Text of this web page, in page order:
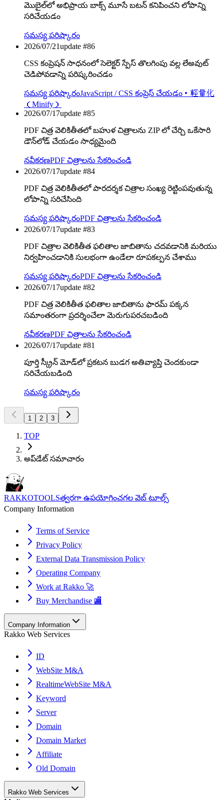
మొబైల్‌లో అభిప్రాయ బాక్స్ మూసే బటన్ కనిపించని లోపాన్ని
సరిచేయడం
సమస్య పరిష్కారం
2026/07/21update #86
CSS కంప్రెషన్ సాధనంలో సెలెక్టర్ స్పేస్ తొలగింపు వల్ల లేఅవుట్
చెడిపోవడాన్ని పరిష్కరించడం
సమస్య పరిష్కారంJavaScript / CSS కంప్రెస్ చేయడం・軽量化
（Minify）
2026/07/17update #85
PDF చిత్ర వెలికితీతలో బహుళ చిత్రాలను ZIP లో చేర్చి ఒకేసారి
డౌన్‌లోడ్ చేయడం సాధ్యమైంది
నవీకరణPDF చిత్రాలను సేకరించండి
2026/07/17update #84
PDF చిత్ర వెలికితీతలో పారదర్శక చిత్రాల సంఖ్య రెట్టింపవుతున్న
లోపాన్ని సరిచేసింది
సమస్య పరిష్కారంPDF చిత్రాలను సేకరించండి
2026/07/17update #83
PDF చిత్రాల వెలికితీత ఫలితాల జాబితాను చదవడానికి మరియు
నిర్వహించడానికి సులభంగా ఉండేలా రూపకల్పన చేశాము
సమస్య పరిష్కారంPDF చిత్రాలను సేకరించండి
2026/07/17update #82
PDF చిత్ర వెలికితీత ఫలితాల జాబితాను ఫారమ్ పక్కన
సమాంతరంగా ప్రదర్శించేలా మెరుగుపరచబడింది
నవీకరణPDF చిత్రాలను సేకరించండి
2026/07/17update #81
పూర్తి స్క్రీన్ మోడ్‌లో ప్రకటన బుడగ అతివ్యాప్తి చెందకుండా
సరిచేయబడింది
సమస్య పరిష్కారం
1 2 3
TOP
అప్‌డేట్ సమాచారం
RAKKOTOOLSత్వరగా ఉపయోగించగల వెబ్ టూల్స్
Company Information
Terms of Service
Privacy Policy
External Data Transmission Policy
Operating Company
Work at Rakko 🚀
Buy Merchandise 🏬
Company Information
Rakko Web Services
ID
WebSite M&A
RealtimeWebSite M&A
Keyword
Server
Domain
Domain Market
Affiliate
Old Domain
Rakko Web Services